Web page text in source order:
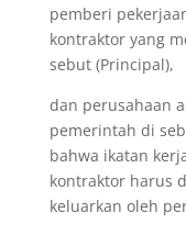
pemberi
kontraktor yang
sebut (Principal),
dan perusahaan
pemerintah di
bahwa ikatan
kontraktor harus
keluarkan oleh